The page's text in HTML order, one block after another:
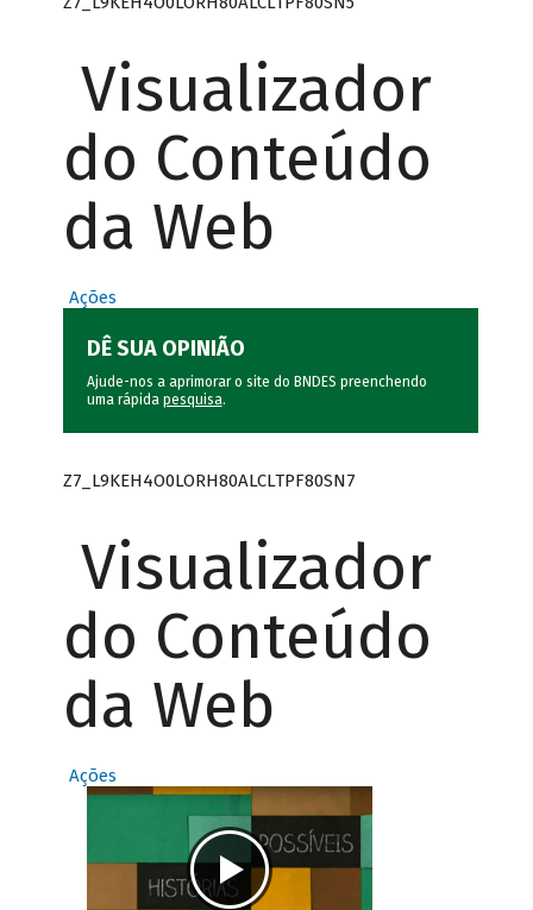
Visualizador
do Conteúdo
da Web
Ações
DÊ SUA OPINIÃO
Ajude-nos a aprimorar o site do BNDES preenchendo
uma rápida pesquisa.
Z7_L9KEH4O0LORH80ALCLTPF80SN7
Visualizador
do Conteúdo
da Web
Ações